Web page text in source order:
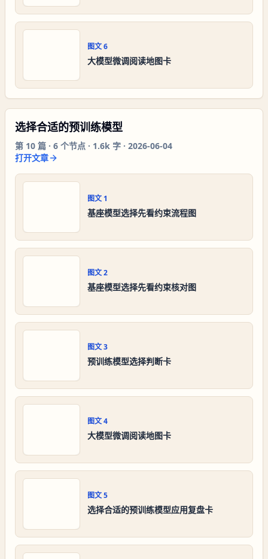
图文6
大模型微调阅读地图卡
选择合适的预训练模型
第 10 篇 · 6 个节点 · 1.6k 字 · 2026-06-04
打开文章
图文 1
基座模型选择先看约束流程图
图文2
基座模型选择先看约束核对图
图文3
预训练模型选择判断卡
图文4
大模型微调阅读地图卡
图文5
选择合适的预训练模型应用复盘卡